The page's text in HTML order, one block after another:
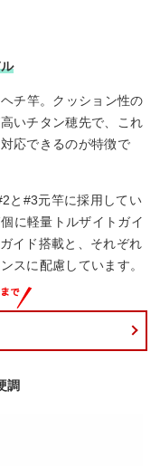
チ竿。クッション性の
いチタン穂先で、これ
応できるのが特徴で
と#3元竿に採用してい
に軽量トルザイトガイ
イド搭載と、それぞれ
スに配慮しています。
調